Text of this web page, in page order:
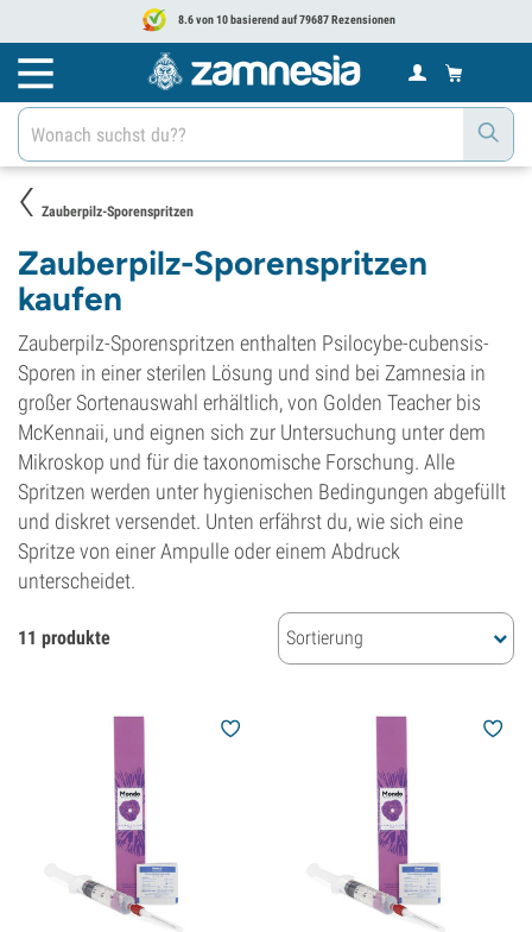
8.6 von 10 basierend auf 79687 Rezensionen
Zauberpilz-Sporenspritzen
Zauberpilz-Sporenspritzen
kaufen
Zauberpilz-Sporenspritzen enthalten Psilocybe-cubensis-
Sporen in einer sterilen Lösung und sind bei Zamnesia in
großer Sortenauswahl erhältlich, von Golden Teacher bis
McKennaii, und eignen sich zur Untersuchung unter dem
Mikroskop und für die taxonomische Forschung. Alle
Spritzen werden unter hygienischen Bedingungen abgefüllt
und diskret versendet. Unten erfährst du, wie sich eine
Spritze von einer Ampulle oder einem Abdruck
unterscheidet.
11 produkte Sortierung